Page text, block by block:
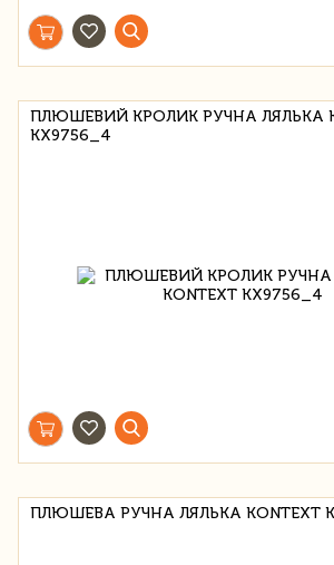
ПЛЮШЕВИЙ КРОЛИК РУЧНА ЛЯЛЬКА
KX9756_4
ПЛЮШЕВА РУЧНА ЛЯЛЬКА KONTEXT